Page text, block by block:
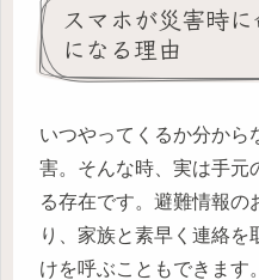
スマホが災害時
になる理由
いつやってくるか分から
害。そんな時、実は手元
る存在です。避難情報の
り、家族と素早く連絡を
けを呼ぶこともできます